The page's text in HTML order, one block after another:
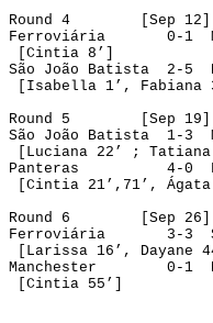
Round 4
Sep 12]
Ferroviária
0-1
[Cintia 8’]
São João Batista
2-5
[Isabella 1’ , Fabiana
Round 5
Sep 19]
São João Batista
1-3
[Luciana 22’ ; Tatiana
Panteras
4-0
[Cintia 21’ ,71’, Ágata
Round 6
Sep 26]
Ferroviária
3-3
[Larissa 16’ , Dayane
Manchester
0-1
[Cintia 55’]